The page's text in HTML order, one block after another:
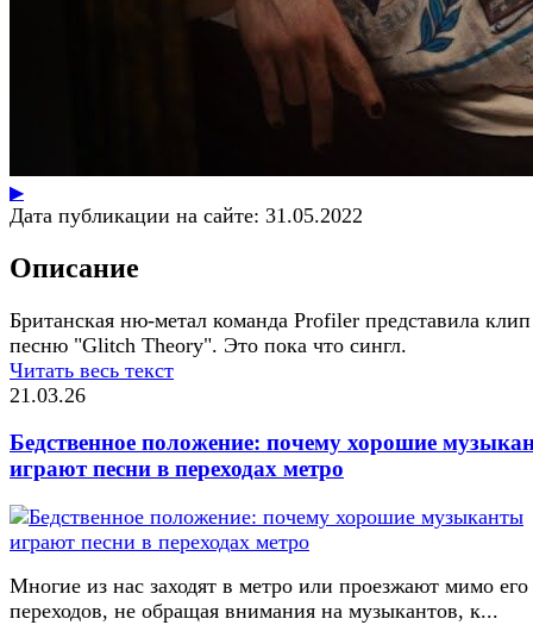
▶
Дата публикации на сайте: 31.05.2022
Описание
Британская ню-метал команда Profiler представила
песню "Glitch Theory". Это пока что сингл.
Читать весь текст
21.03.26
Бедственное положение: почему хорошие
играют песни в переходах метро
Многие из нас заходят в метро или проезжают мимо его
переходов, не обращая внимания на музыкантов, к...